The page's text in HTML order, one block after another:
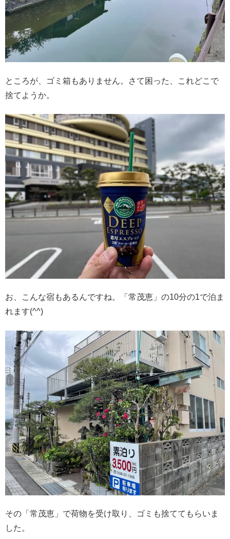
ところが、ゴミ箱もありません。さて困った、これどこで
捨てようか。
お、こんな宿もあるんですね。「常茂恵」の10分の1で泊ま
れます(^^)
その「常茂恵」で荷物を受け取り、ゴミも捨ててもらいま
した。